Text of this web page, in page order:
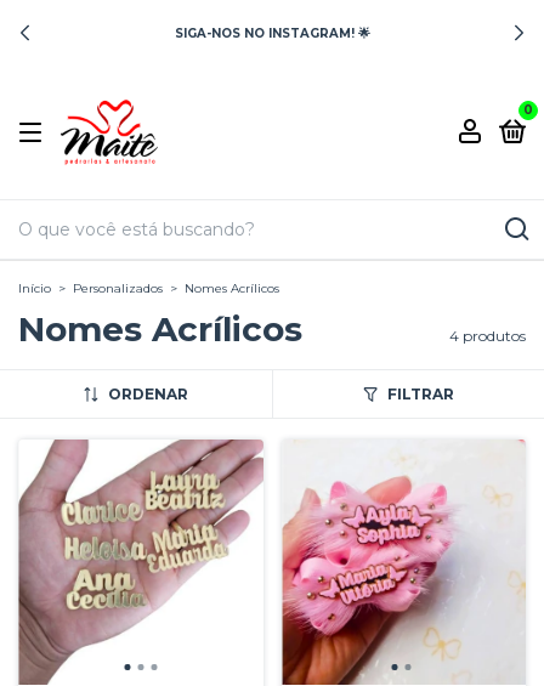
SIGA-NOS NO INSTAGRAM! 🌟
0
Início > Personalizados > Nomes Acrílicos
Nomes Acrílicos 4 produtos
ORDENAR FILTRAR